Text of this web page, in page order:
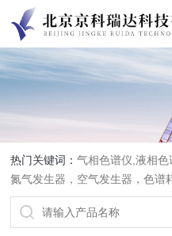
热门关键词：气相色谱仪,液相色
氮气发生器，空气发生器，色谱
阀件、进样器、色谱担体），顶
计，原子吸收分光光度计，傅立